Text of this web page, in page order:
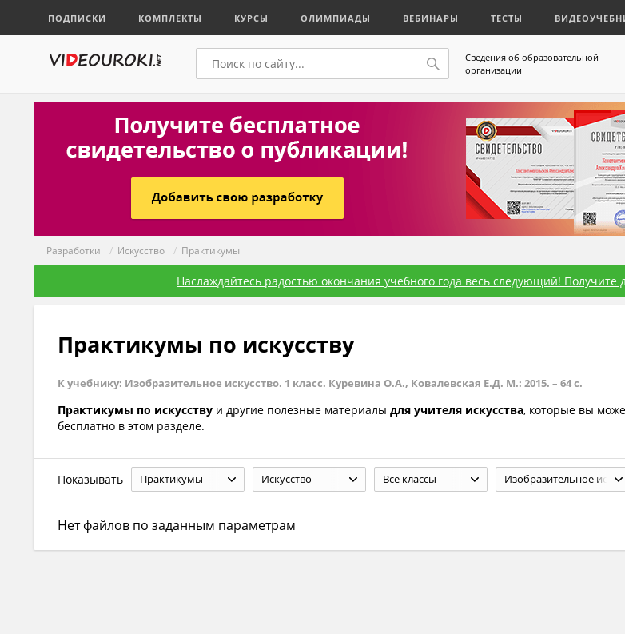
ПОДПИСКИ КОМПЛЕКТЫ КУРСЫ ОЛИМПИАДЫ ВЕБИНАРЫ ТЕСТЫ
Сведения об образовательной
организации
Разработки / Искуcство / Практикумы
Наслаждайтесь радостью окончания учебного года весь следующий! Получите
Практикумы по искуcству
К учебнику: Изобразительное искусство. 1 класс. Куревина О.А., Ковалевская Е.Д. М.: 2015. – 64 с.
Практикумы по искуcству и другие полезные материалы для учителя искусcтва, которые вы
бесплатно в этом разделе.
Показывать Практикумы Искуcство Все классы Изобразительное искусство. 1 класс. Куревина О.А., Ковалевская Е.Д. М.: 2015. – 64 с.
Нет файлов по заданным параметрам